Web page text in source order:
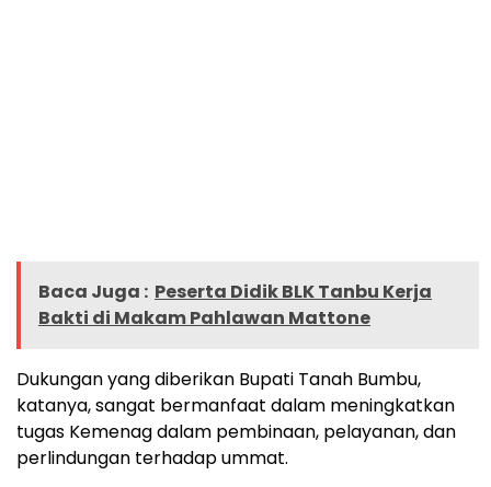
Baca Juga : Peserta Didik BLK Tanbu Kerja
Bakti di Makam Pahlawan Mattone
Dukungan yang diberikan Bupati Tanah Bumbu,
katanya, sangat bermanfaat dalam meningkatkan
tugas Kemenag dalam pembinaan, pelayanan, dan
perlindungan terhadap ummat.